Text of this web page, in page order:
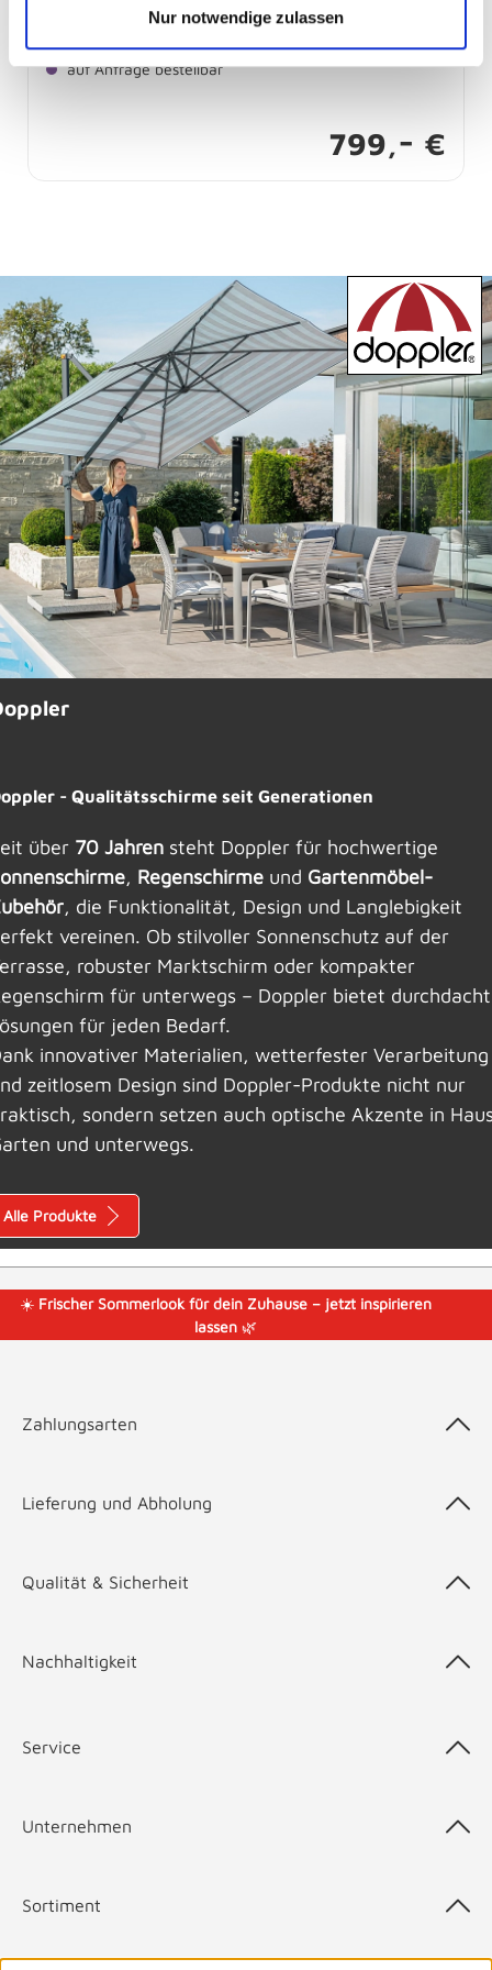
Nur notwendige zulassen
Pendelschirm Anthrazit - 446251840 ACTIVE
auf Anfrage bestellbar
799,- €
- Qualitätsschirme seit Generationen
über 70 Jahren steht Doppler für hochwertige
, Regenschirme und Gartenmöbel-
, die Funktionalität, Design und Langlebigkeit
vereinen. Ob stilvoller Sonnenschutz auf der
robuster Marktschirm oder kompakter
für unterwegs – Doppler bietet
für jeden Bedarf.
innovativer Materialien, wetterfester Verarbeitung
zeitlosem Design sind Doppler-Produkte nicht nur
sondern setzen auch optische Akzente in
und unterwegs.
Alle Produkte
☀️ Frischer Sommerlook für dein Zuhause – jetzt inspirieren
lassen🌿
Zahlungsarten
Lieferung und Abholung
Qualität & Sicherheit
Nachhaltigkeit
Service
Unternehmen
Sortiment